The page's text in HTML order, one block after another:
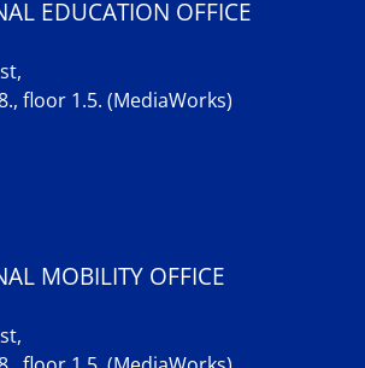
EDUCATION OFFICE
floor 1.5. (MediaWorks)
MOBILITY OFFICE